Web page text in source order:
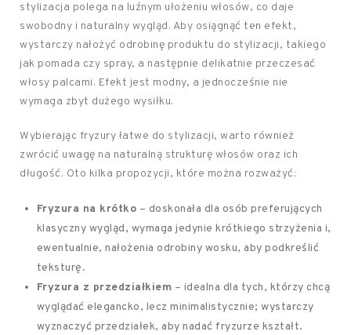
stylizacja polega na luźnym ułożeniu włosów, co daje
swobodny i naturalny wygląd. Aby osiągnąć ten efekt,
wystarczy nałożyć odrobinę produktu do stylizacji, takiego
jak pomada czy spray, a następnie delikatnie przeczesać
włosy palcami. Efekt jest modny, a jednocześnie nie
wymaga zbyt dużego wysiłku.
Wybierając fryzury łatwe do stylizacji, warto również
zwrócić uwagę na naturalną strukturę włosów oraz ich
długość. Oto kilka propozycji, które można rozważyć:
Fryzura na krótko – doskonała dla osób preferujących
klasyczny wygląd, wymaga jedynie krótkiego strzyżenia i,
ewentualnie, nałożenia odrobiny wosku, aby podkreślić
teksturę.
Fryzura z przedziałkiem – idealna dla tych, którzy chcą
wyglądać elegancko, lecz minimalistycznie; wystarczy
wyznaczyć przedziałek, aby nadać fryzurze kształt.